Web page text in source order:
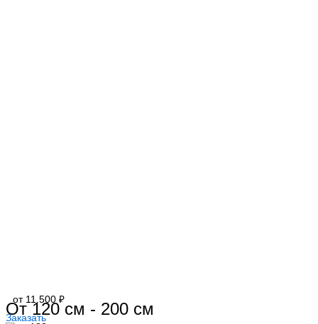
от 11.500 ₽
От 120 см - 200 см
Заказать